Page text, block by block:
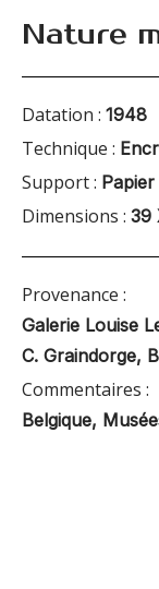
Nature
Datation : 1948
Technique :
Support : Papier
Dimensions : 39
Provenance :
Galerie Louise
C. Graindorge,
Commentaires :
Belgique,